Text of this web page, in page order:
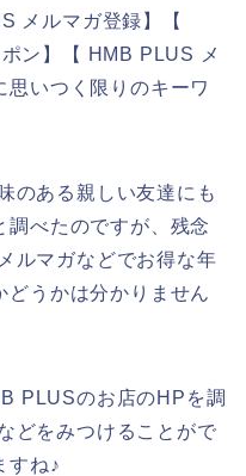
メルマガ登録】【
ン】【 HMB PLUS メ
思いつく限りのキーワ
のある親しい友達にも
調べたのですが、残念
ルマガなどでお得な年
どうかは分かりません
PLUSのお店のHPを調
どをみつけることがで
すね♪